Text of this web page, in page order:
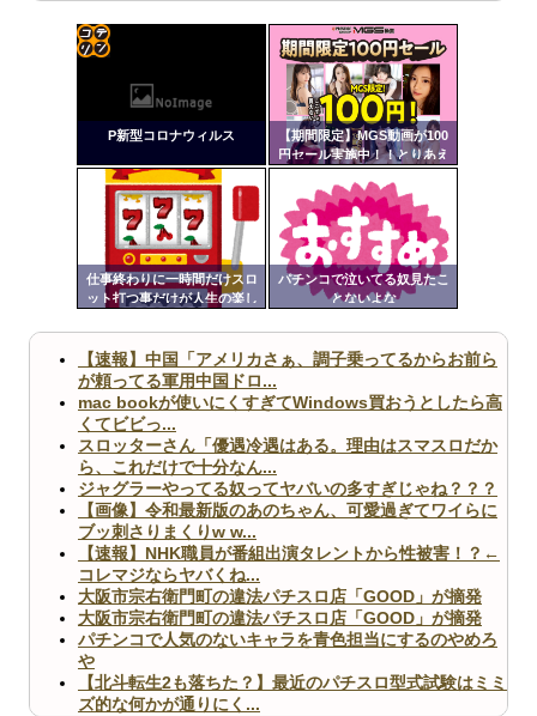
【画像】ペプシコーラ社、「こういうのでいいんだよ」
な新商品を発売
Powered by livedoor 相互RSS
P新型コロナウィルス
【期間限定】MGS動画が100
円セール実施中！！とりあえ
ず全部買うやろｗｗｗｗｗ
仕事終わりに一時間だけスロ
ット打つ事だけが人生の楽し
パチンコで泣いてる奴見たこ
とないよな
定リ
ンク
自動
更新
ツー
【速報】中国「アメリカさぁ、調子乗ってるからお前ら
が頼ってる軍用中国ドロ...
mac bookが使いにくすぎてWindows買おうとしたら高
くてビビっ...
スロッターさん「優遇冷遇はある。理由はスマスロだか
ら、これだけで十分なん...
ジャグラーやってる奴ってヤバいの多すぎじゃね？？？
【画像】令和最新版のあのちゃん、可愛過ぎてワイらに
ブッ刺さりまくりw w...
【速報】NHK職員が番組出演タレントから性被害！？←
コレマジならヤバくね...
大阪市宗右衛門町の違法パチスロ店「GOOD」が摘発
大阪市宗右衛門町の違法パチスロ店「GOOD」が摘発
パチンコで人気のないキャラを青色担当にするのやめろ
や
【北斗転生2も落ちた？】最近のパチスロ型式試験はミミ
ズ的な何かが通りにく...